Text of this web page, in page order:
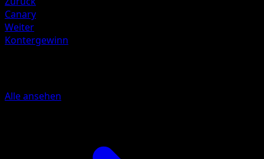
Canary
Weiter
Kontergewinn
Alle ansehen